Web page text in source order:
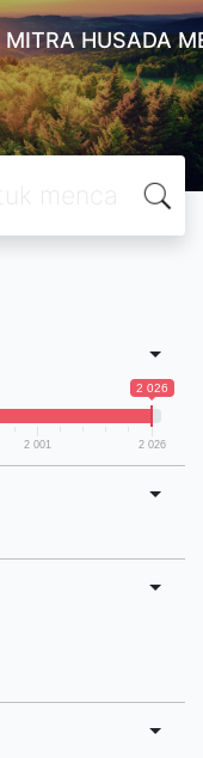
HUSADA
2 026
2 001 2 026